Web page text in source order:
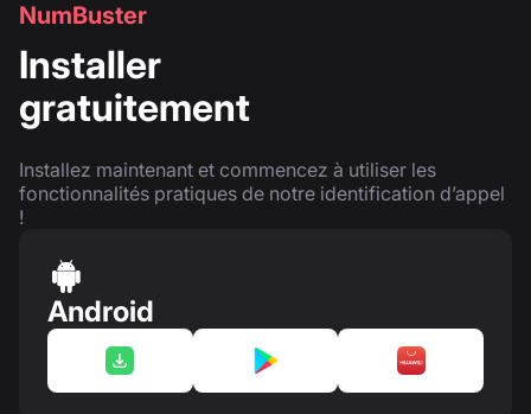
NumBuster
Installer
gratuitement
Installez maintenant et commencez à utiliser les
fonctionnalités pratiques de notre identification d’appel
!
Android